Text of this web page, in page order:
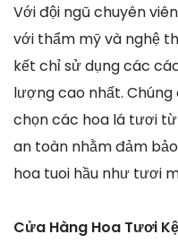
Với đội ngũ chuyên
với thẩm mỹ và nghệ
kết chỉ sử dụng các
lượng cao nhất.
chọn các hoa lá tươi
an toàn nhằm đảm
hoa tuoi hầu như tươi
Cửa Hàng Hoa Tươi